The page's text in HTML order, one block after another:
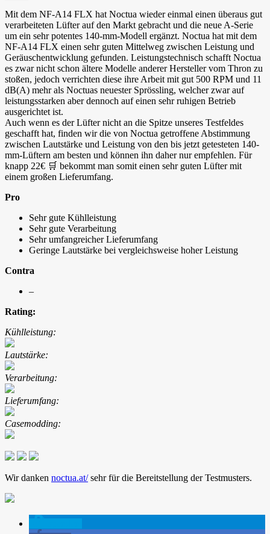
Mit dem NF-A14 FLX hat Noctua wieder einmal einen überaus gut
verarbeiteten Lüfter auf den Markt gebracht und die neue A-Serie
um ein sehr potentes 140-mm-Modell ergänzt. Noctua hat mit dem
NF-A14 FLX einen sehr guten Mittelweg zwischen Leistung und
Geräuschentwicklung gefunden. Leistungstechnisch schafft Noctua
es zwar nicht schon ältere Modelle anderer Hersteller vom Thron zu
stoßen, jedoch verrichten diese ihre Arbeit mit gut 500 RPM und 11
dB(A) mehr als Noctuas neuester Sprössling, welcher zwar auf
leistungsstarken aber dennoch auf einen sehr ruhigen Betrieb
ausgerichtet ist.
Auch wenn es der Lüfter nicht an die Spitze unseres Testfeldes
geschafft hat, finden wir die von Noctua getroffene Abstimmung
zwischen Lautstärke und Leistung von den bis jetzt getesteten 140-
mm-Lüftern am besten und können ihn daher nur empfehlen. Für
knapp 22€ 🛒 bekommt man somit einen sehr guten Lüfter mit
einem großen Lieferumfang.
Pro
Sehr gute Kühlleistung
Sehr gute Verarbeitung
Sehr umfangreicher Lieferumfang
Geringe Lautstärke bei vergleichsweise hoher Leistung
Contra
–
Rating:
Kühlleistung:
Lautstärke:
Verarbeitung:
Lieferumfang:
Casemodding:
Wir danken noctua.at/sehr für die Bereitstellung der Testmusters.